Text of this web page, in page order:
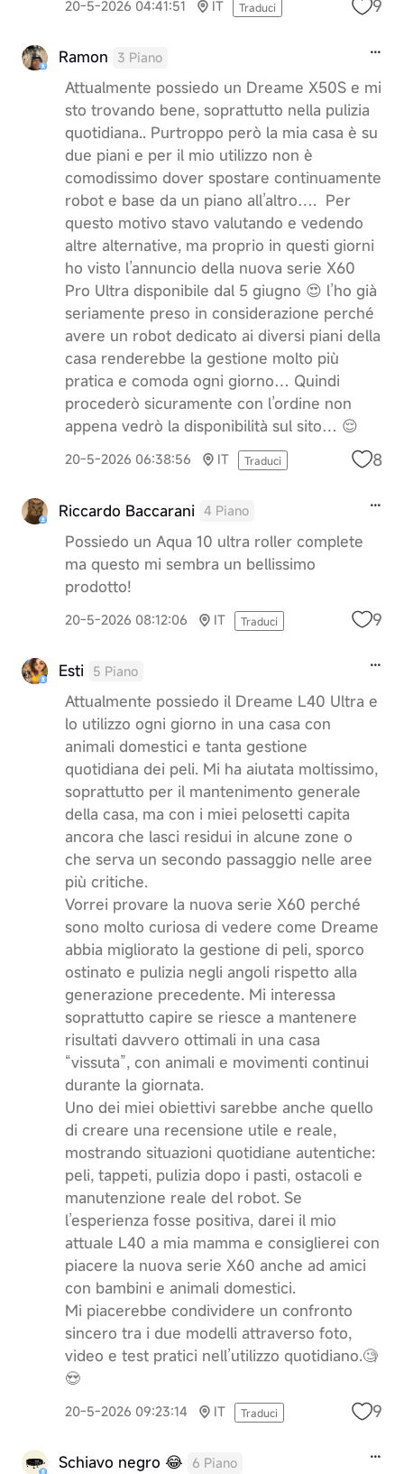
20-5-2026 04:41:51 IT Traduci 9
Ramon 3 Piano
Attualmente possiedo un Dreame X50S e mi
sto trovando bene, soprattutto nella pulizia
quotidiana.. Purtroppo però la mia casa è su
due piani e per il mio utilizzo non è
comodissimo dover spostare continuamente
robot e base da un piano all’altro…. Per
questo motivo stavo valutando e vedendo
altre alternative, ma proprio in questi giorni
ho visto l’annuncio della nuova serie X60
Pro Ultra disponibile dal 5 giugno 😍 l’ho già
seriamente preso in considerazione perché
avere un robot dedicato ai diversi piani della
casa renderebbe la gestione molto più
pratica e comoda ogni giorno… Quindi
procederò sicuramente con l’ordine non
appena vedrò la disponibilità sul sito… 😌
20-5-2026 06:38:56 IT Traduci 8
Riccardo Baccarani 4 Piano
Possiedo un Aqua 10 ultra roller complete
ma questo mi sembra un bellissimo
prodotto!
20-5-2026 08:12:06 IT Traduci 9
Esti 5 Piano
Attualmente possiedo il Dreame L40 Ultra e
lo utilizzo ogni giorno in una casa con
animali domestici e tanta gestione
quotidiana dei peli. Mi ha aiutata moltissimo,
soprattutto per il mantenimento generale
della casa, ma con i miei pelosetti capita
ancora che lasci residui in alcune zone o
che serva un secondo passaggio nelle aree
più critiche.
Vorrei provare la nuova serie X60 perché
sono molto curiosa di vedere come Dreame
abbia migliorato la gestione di peli, sporco
ostinato e pulizia negli angoli rispetto alla
generazione precedente. Mi interessa
soprattutto capire se riesce a mantenere
risultati davvero ottimali in una casa
“vissuta”, con animali e movimenti continui
durante la giornata.
Uno dei miei obiettivi sarebbe anche quello
di creare una recensione utile e reale,
mostrando situazioni quotidiane autentiche:
peli, tappeti, pulizia dopo i pasti, ostacoli e
manutenzione reale del robot. Se
l’esperienza fosse positiva, darei il mio
attuale L40 a mia mamma e consiglierei con
piacere la nuova serie X60 anche ad amici
con bambini e animali domestici.
Mi piacerebbe condividere un confronto
sincero tra i due modelli attraverso foto,
video e test pratici nell’utilizzo quotidiano.🧐
😍
20-5-2026 09:23:14 IT Traduci 9
Schiavo negro 😂 6 Piano